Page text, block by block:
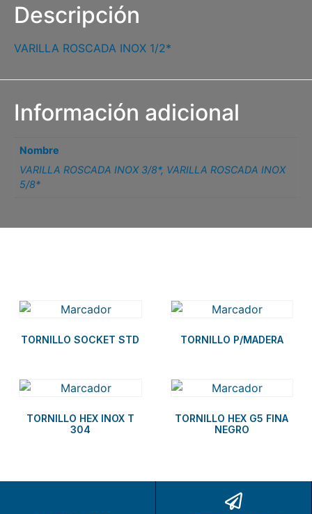
Descripción
VARILLA ROSCADA INOX 1/2*
Información adicional
Nombre
VARILLA ROSCADA INOX 3/8*, VARILLA ROSCADA INOX
5/8*
TORNILLO SOCKET STD TORNILLO P/MADERA
TORNILLO HEX INOX T
304
TORNILLO HEX G5 FINA
NEGRO